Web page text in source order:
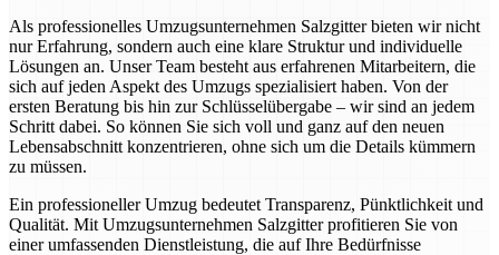
Als professionelles Umzugsunternehmen Salzgitter bieten wir nicht
nur Erfahrung, sondern auch eine klare Struktur und individuelle
Lösungen an. Unser Team besteht aus erfahrenen Mitarbeitern, die
sich auf jeden Aspekt des Umzugs spezialisiert haben. Von der
ersten Beratung bis hin zur Schlüsselübergabe – wir sind an jedem
Schritt dabei. So können Sie sich voll und ganz auf den neuen
Lebensabschnitt konzentrieren, ohne sich um die Details kümmern
zu müssen.
Ein professioneller Umzug bedeutet Transparenz, Pünktlichkeit und
Qualität. Mit Umzugsunternehmen Salzgitter profitieren Sie von
einer umfassenden Dienstleistung, die auf Ihre Bedürfnisse